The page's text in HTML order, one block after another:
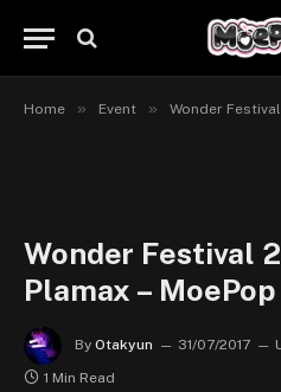
Home » Event » Wonder Festival
Wonder Festival
Plamax –
By Otakyun 31/07/2017
1 Min Read